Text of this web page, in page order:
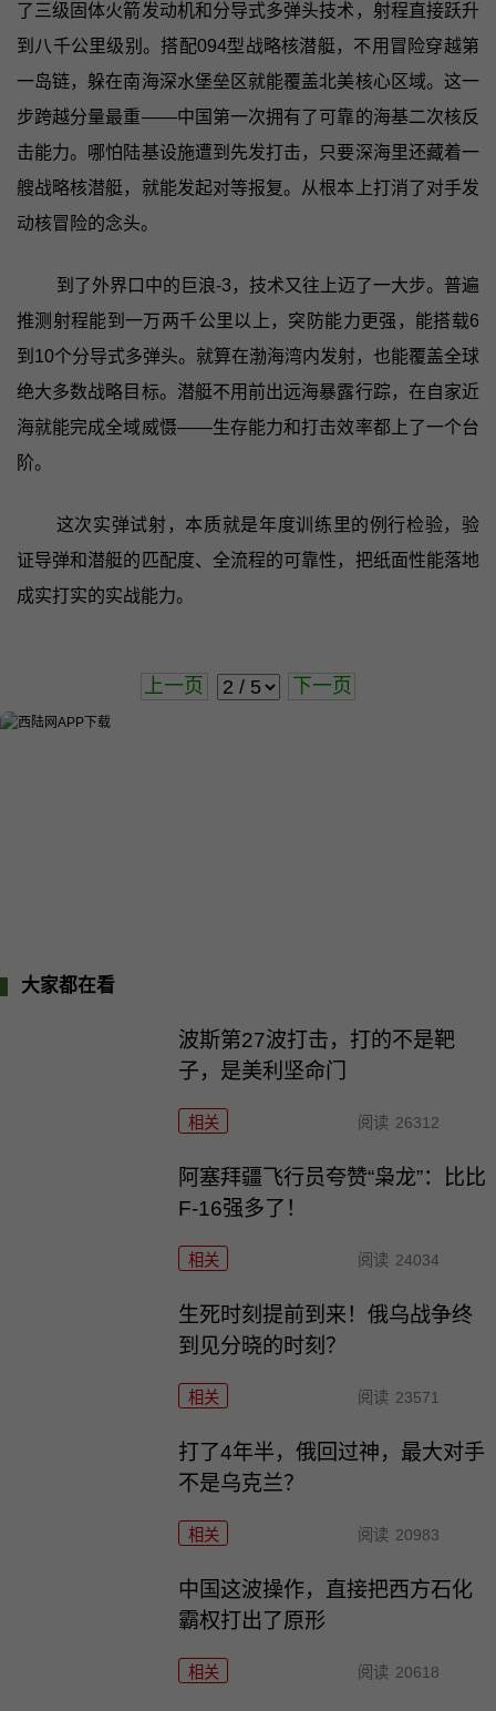
了三级固体火箭发动机和分导式多弹头技术，射程直接跃升
到八千公里级别。搭配094型战略核潜艇，不用冒险穿越第
一岛链，躲在南海深水堡垒区就能覆盖北美核心区域。这一
步跨越分量最重——中国第一次拥有了可靠的海基二次核反
击能力。哪怕陆基设施遭到先发打击，只要深海里还藏着一
艘战略核潜艇，就能发起对等报复。从根本上打消了对手发
动核冒险的念头。
到了外界口中的巨浪-3，技术又往上迈了一大步。普遍
推测射程能到一万两千公里以上，突防能力更强，能搭载6
到10个分导式多弹头。就算在渤海湾内发射，也能覆盖全球
绝大多数战略目标。潜艇不用前出远海暴露行踪，在自家近
海就能完成全域威慑——生存能力和打击效率都上了一个台
阶。
这次实弹试射，本质就是年度训练里的例行检验，验
证导弹和潜艇的匹配度、全流程的可靠性，把纸面性能落地
成实打实的实战能力。
上一页 下一页
大家都在看
波斯第27波打击，打的不是靶
子，是美利坚命门
相关 阅读 26312
阿塞拜疆飞行员夸赞“枭龙”：比比
F-16强多了！
相关 阅读 24034
生死时刻提前到来！俄乌战争终
到见分晓的时刻？
相关 阅读 23571
打了4年半，俄回过神，最大对手
不是乌克兰？
相关 阅读 20983
中国这波操作，直接把西方石化
霸权打出了原形
相关 阅读 20618